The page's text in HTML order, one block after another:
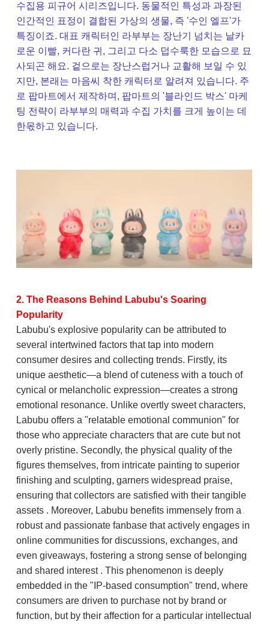
수집용 피규어 시리즈입니다. 동물적인 특성과 과장된
인간적인 표정이 결합된 가상의 생물, 즉 '수인 엘프'가
특징이죠. 대표 캐릭터인 라부부는 장난기 넘치는 날카
로운 이빨, 커다란 귀, 그리고 다소 덥수룩한 모습으로 묘
사되곤 해요. 겉으로는 장난스럽거나 교활해 보일 수 있
지만, 본래는 마음씨 착한 캐릭터로 알려져 있습니다. 주
로 팝마트에서 제작하며, 팝마트의 '블라인드 박스' 마케
팅 전략이 라부부의 매력과 수집 가치를 크게 높이는 데
한몫하고 있습니다.
2. The Reasons Behind Labubu's Soaring
Popularity
Labubu's explosive popularity can be attributed to
several intertwined factors that tap into modern
consumer desires and collecting trends. Firstly, its
unique aesthetic—a blend of cuteness with a touch of
cynical or melancholic expression—creates a strong
emotional resonance. Unlike overtly sweet characters,
Labubu offers a "relatable emotional communion" for
those who appreciate characters that are cute but not
overly pristine. Secondly, the physical quality of the
figures themselves, from intricate painting to superior
finishing and sculpting, garners widespread praise,
ensuring that collectors are satisfied with their tangible
assets . Moreover, Labubu benefits immensely from a
robust and passionate fanbase that actively engages in
online communities for discussions, exchanges, and
even giveaways, fostering a strong sense of belonging
and shared interest . This phenomenon is deeply
embedded in the "IP-based consumption" trend, where
consumers are driven to purchase not by brand or
function, but by their affection for a particular intellectual